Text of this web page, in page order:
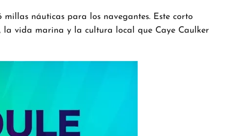
náuticas para los navegantes. Este corto
vida marina y la cultura local que Caye Caulker